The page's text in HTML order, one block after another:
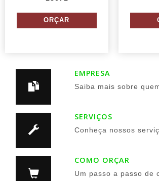
EMPRESA
Saiba mais sobre
SERVIÇOS
Conheça nossos
COMO ORÇAR
Um passo a passo de